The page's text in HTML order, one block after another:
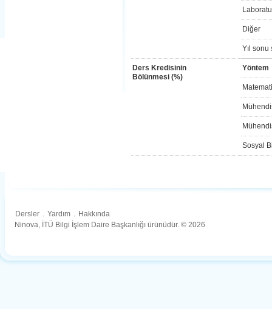
Diğer
Yıl sonu
Ders Kredisinin
Bölünmesi (%)
Yöntem
Sosyal
Dersler . Yardım . Hakkında
Ninova, İTÜ Bilgi İşlem Daire Başkanlığı ürünüdür. © 2026